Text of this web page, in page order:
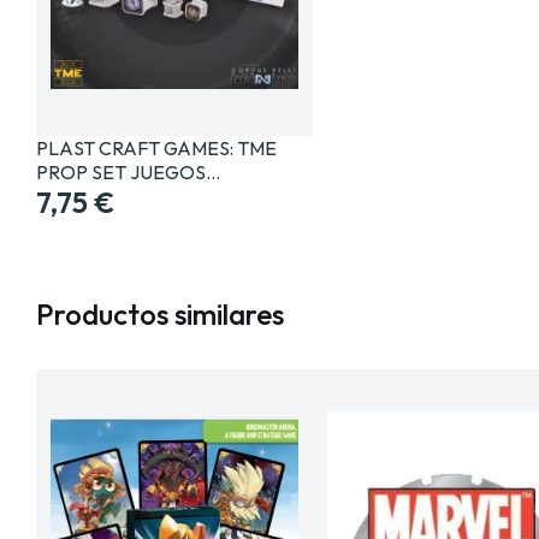
PLAST CRAFT GAMES: TME
PROP SET JUEGOS…
7,75 €
Productos similares